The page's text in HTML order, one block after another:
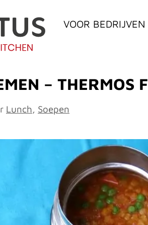
VOOR BEDRIJVEN
– THERMOS
Lunch, Soepen